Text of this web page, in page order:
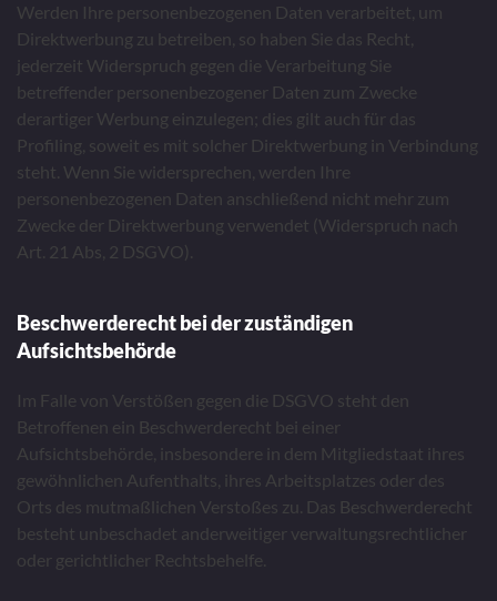
Werden Ihre personenbezogenen Daten verarbeitet, um
Direktwerbung zu betreiben, so haben Sie das Recht,
jederzeit Widerspruch gegen die Verarbeitung Sie
betreffender personenbezogener Daten zum Zwecke
derartiger Werbung einzulegen; dies gilt auch für das
Profiling, soweit es mit solcher Direktwerbung in Verbindung
steht. Wenn Sie widersprechen, werden Ihre
personenbezogenen Daten anschließend nicht mehr zum
Zwecke der Direktwerbung verwendet (Widerspruch nach
Art. 21 Abs, 2 DSGVO).
Beschwerderecht bei der zuständigen
Aufsichtsbehörde
Im Falle von Verstößen gegen die DSGVO steht den
Betroffenen ein Beschwerderecht bei einer
Aufsichtsbehörde, insbesondere in dem Mitgliedstaat ihres
gewöhnlichen Aufenthalts, ihres Arbeitsplatzes oder des
Orts des mutmaßlichen Verstoßes zu. Das Beschwerderecht
besteht unbeschadet anderweitiger verwaltungsrechtlicher
oder gerichtlicher Rechtsbehelfe.